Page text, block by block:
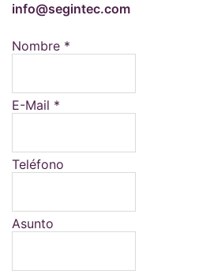
info@segintec.com
Nombre *
E-Mail *
Teléfono
Asunto